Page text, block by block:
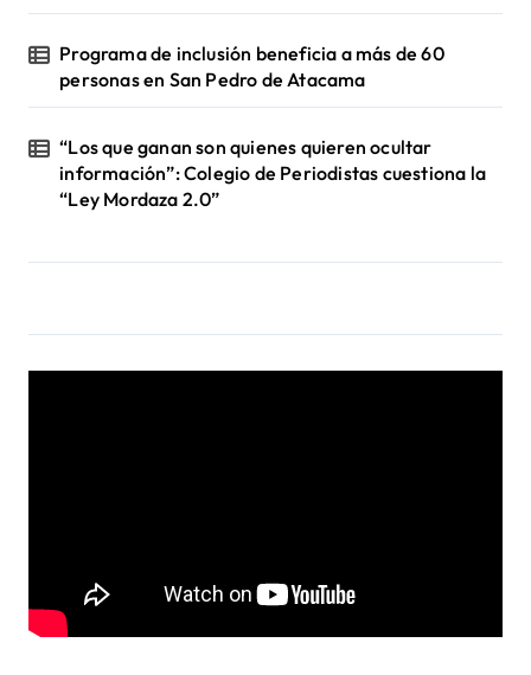
Programa de inclusión beneficia a más de 60
personas en San Pedro de Atacama
“Los que ganan son quienes quieren ocultar
información”: Colegio de Periodistas cuestiona la
“Ley Mordaza 2.0”